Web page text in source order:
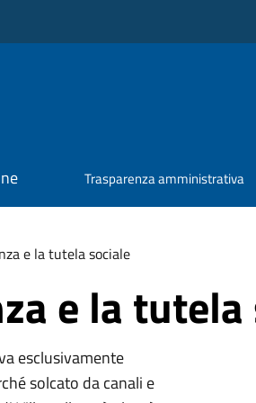
Trasparenza amministrativa
e la tutela sociale
e la
esclusivamente
solcato da canali e